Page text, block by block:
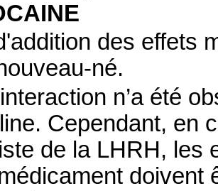
des effets
né.
n’a été
Cependant, en
de la LHRH, les
doivent